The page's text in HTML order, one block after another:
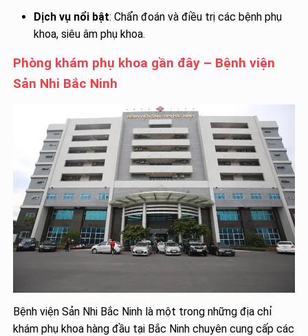
Dịch vụ nổi bật: Chẩn đoán và điều trị các bệnh phụ
khoa, siêu âm phụ khoa.
Phòng khám phụ khoa gần đây – Bệnh viện
Sản Nhi Bắc Ninh
Bệnh viện Sản Nhi Bắc Ninh là một trong những địa chỉ
khám phụ khoa hàng đầu tại Bắc Ninh chuyên cung cấp các